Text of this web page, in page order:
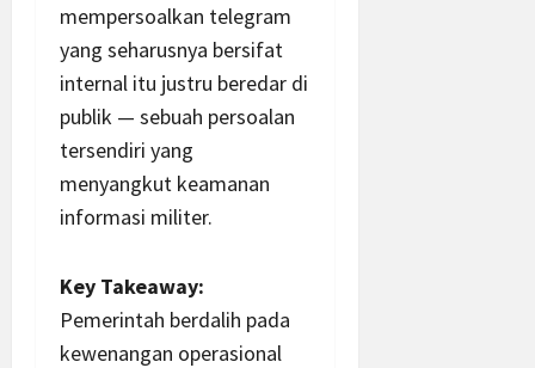
mempersoalkan telegram
yang seharusnya bersifat
internal itu justru beredar di
publik — sebuah persoalan
tersendiri yang
menyangkut keamanan
informasi militer.
Key Takeaway:
Pemerintah berdalih pada
kewenangan operasional